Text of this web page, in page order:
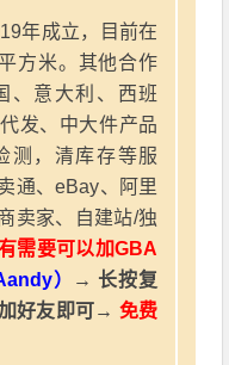
年成立，目前在
方米。其他合作
、意大利、西班
发、中大件产品
测，清库存等服
通、eBay、阿里
卖家、自建站/独
需要可以加GBA
）
→ 长按复
好友即可→ 免费